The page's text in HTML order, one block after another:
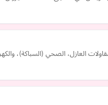
العازل، الصحي (السباكة)،